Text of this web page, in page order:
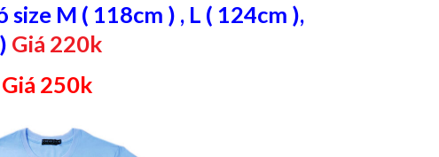
size M ( 118cm ) , L ( 124cm ),
Giá 220k
Giá 250k